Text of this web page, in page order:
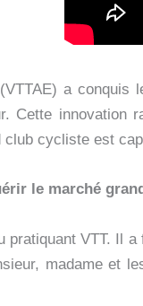
a
Cette innovation
cycliste est
le marché
pratiquant VTT. Il
madame et